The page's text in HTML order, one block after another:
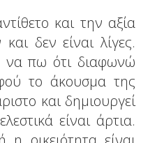
και την αξία
δεν είναι λίγες.
να πω ότι διαφωνώ
το άκουσμα της
και δημιουργεί
είναι άρτια.